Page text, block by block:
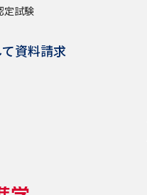
定試験
資料請求